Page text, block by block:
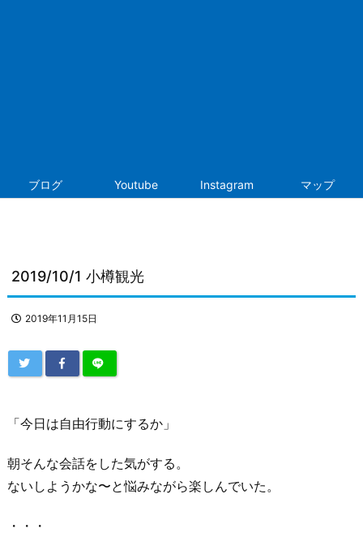
ブログ Youtube Instagram マップ
2019/10/1 小樽観光
2019年11月15日
「今日は自由行動にするか」
朝そんな会話をした気がする。
ないしようかな〜と悩みながら楽しんでいた。
・・・